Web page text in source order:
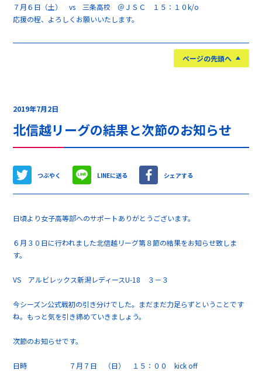
７月６日（土） vs 三条高校 ＠ＪＳＣ １５：１０k/o
応援の程、よろしくお願いいたします。
ページの先頭へ
2019年7月2日
北信越リーグの結果と次節のお知らせ
つぶやく LINEに送る シェアする
日頃より女子高等部へのサポートありがとうございます。
６月３０日に行われました北信越リーグ第８節の結果をお知らせ致しま
す。
VS アルビレックス新潟レディースU-18 ３－３
今シーズン公式戦初の引き分けでした。まだまだ力足らずということです
ね。もっと気を引き締めていきましょう。
次節のお知らせです。
日時 ７月７日 （日） １５：００ kick off